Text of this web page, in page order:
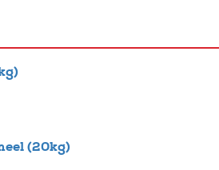
(20kg)